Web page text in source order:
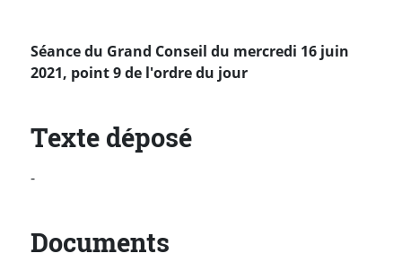
Séance du Grand Conseil du mercredi 16 juin
2021, point 9 de l'ordre du jour
Texte déposé
-
Documents